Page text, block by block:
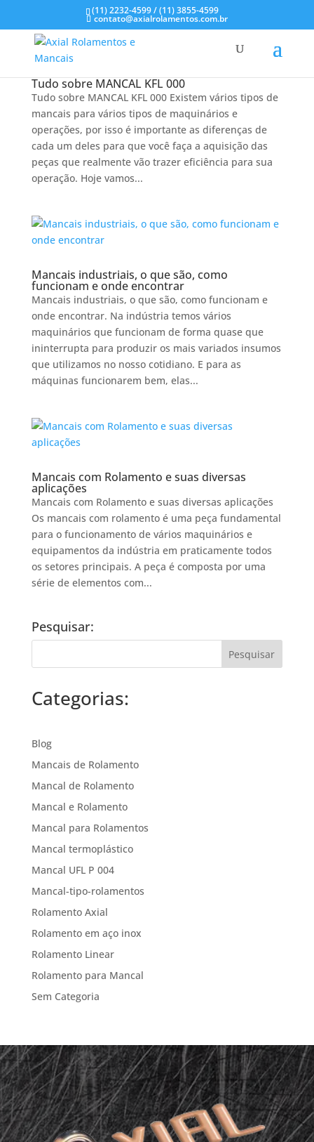
(11) 2232-4599 / (11) 3855-4599
contato@axialrolamentos.com.br
Tudo sobre MANCAL KFL 000
Tudo sobre MANCAL KFL 000 Existem vários tipos de
mancais para vários tipos de maquinários e
operações, por isso é importante as diferenças de
cada um deles para que você faça a aquisição das
peças que realmente vão trazer eficiência para sua
operação. Hoje vamos...
Mancais industriais, o que são, como
funcionam e onde encontrar
Mancais industriais, o que são, como funcionam e
onde encontrar. Na indústria temos vários
maquinários que funcionam de forma quase que
ininterrupta para produzir os mais variados insumos
que utilizamos no nosso cotidiano. E para as
máquinas funcionarem bem, elas...
Mancais com Rolamento e suas diversas
aplicações
Mancais com Rolamento e suas diversas aplicações
Os mancais com rolamento é uma peça fundamental
para o funcionamento de vários maquinários e
equipamentos da indústria em praticamente todos
os setores principais. A peça é composta por uma
série de elementos com...
Pesquisar:
Categorias:
Blog
Mancais de Rolamento
Mancal de Rolamento
Mancal e Rolamento
Mancal para Rolamentos
Mancal termoplástico
Mancal UFL P 004
Mancal-tipo-rolamentos
Rolamento Axial
Rolamento em aço inox
Rolamento Linear
Rolamento para Mancal
Sem Categoria